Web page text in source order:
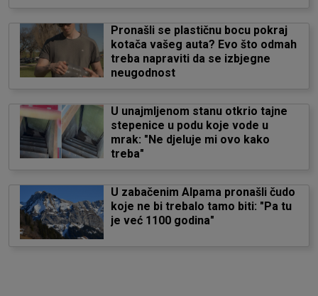
Pronašli se plastičnu bocu pokraj
kotača vašeg auta? Evo što odmah
treba napraviti da se izbjegne
neugodnost
U unajmljenom stanu otkrio tajne
stepenice u podu koje vode u
mrak: "Ne djeluje mi ovo kako
treba"
U zabačenim Alpama pronašli čudo
koje ne bi trebalo tamo biti: "Pa tu
je već 1100 godina"